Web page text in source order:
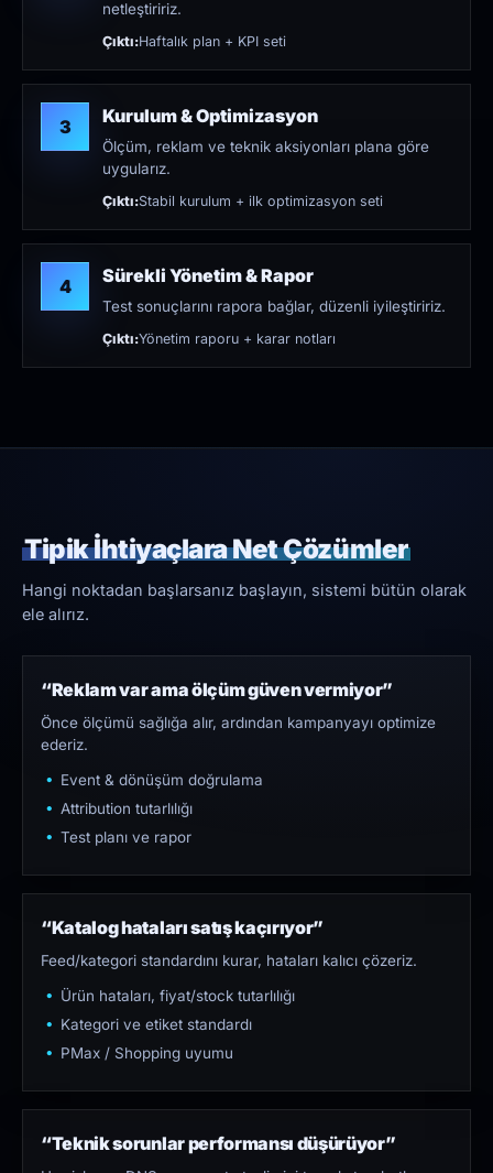
netleştiririz.
Çıktı:Haftalık plan + KPI seti
3 Kurulum & Optimizasyon
Ölçüm, reklam ve teknik aksiyonları plana göre
uygularız.
Çıktı:Stabil kurulum + ilk optimizasyon seti
4 Sürekli Yönetim & Rapor
Test sonuçlarını rapora bağlar, düzenli iyileştiririz.
Çıktı:Yönetim raporu + karar notları
Tipik İhtiyaçlara Net Çözümler
Hangi noktadan başlarsanız başlayın, sistemi bütün olarak
ele alırız.
“Reklam var ama ölçüm güven vermiyor”
Önce ölçümü sağlığa alır, ardından kampanyayı optimize
ederiz.
Event & dönüşüm doğrulama
Attribution tutarlılığı
Test planı ve rapor
“Katalog hataları satış kaçırıyor”
Feed/kategori standardını kurar, hataları kalıcı çözeriz.
Ürün hataları, fiyat/stock tutarlılığı
Kategori ve etiket standardı
PMax / Shopping uyumu
“Teknik sorunlar performansı düşürüyor”